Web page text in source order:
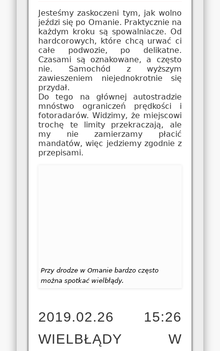
Jesteśmy zaskoczeni tym, jak wolno
jeździ się po Omanie. Praktycznie na
każdym kroku są spowalniacze. Od
hardcorowych, które chcą urwać ci
całe podwozie, po delikatne.
Czasami są oznakowane, a często
nie. Samochód z wyższym
zawieszeniem niejednokrotnie się
przydał.
Do tego na głównej autostradzie
mnóstwo ograniczeń prędkości i
fotoradarów. Widzimy, że miejscowi
trochę te limity przekraczają, ale
my nie zamierzamy płacić
mandatów, więc jedziemy zgodnie z
przepisami.
Przy drodze w Omanie bardzo często
można spotkać wielbłądy.
2019.02.26 15:26
WIELBŁĄDY W